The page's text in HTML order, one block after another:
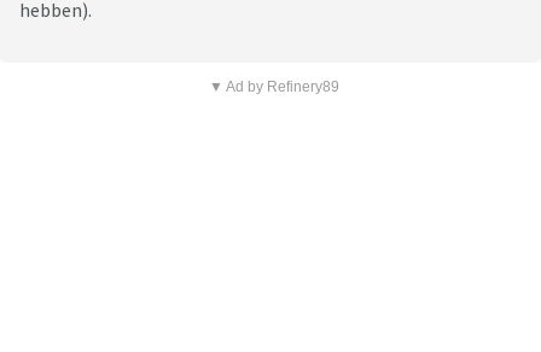
hebben).
▼ Ad by Refinery89